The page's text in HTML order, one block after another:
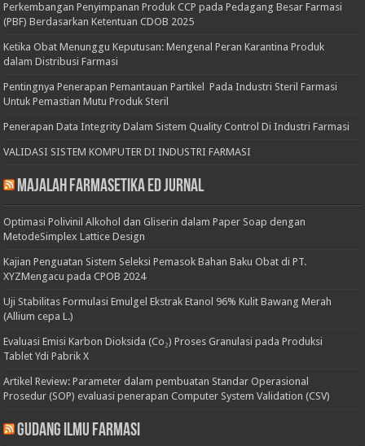
Perkembangan Penyimpanan Produk CCP pada Pedagang Besar Farmasi
(PBF) Berdasarkan Ketentuan CDOB 2025
Ketika Obat Menunggu Keputusan: Mengenal Peran Karantina Produk
dalam Distribusi Farmasi
Pentingnya Penerapan Pemantauan Partikel Pada Industri Steril Farmasi
Untuk Pemastian Mutu Produk Steril
Penerapan Data Integrity Dalam Sistem Quality Control Di Industri Farmasi
VALIDASI SISTEM KOMPUTER DI INDUSTRI FARMASI
Majalah Farmasetika Ed Jurnal
Optimasi Polivinil Alkohol dan Gliserin dalam Paper Soap dengan
MetodeSimplex Lattice Design
Kajian Penguatan Sistem Seleksi Pemasok Bahan Baku Obat di PT.
XYZMengacu pada CPOB 2024
Uji Stabilitas Formulasi Emulgel Ekstrak Etanol 96% Kulit Bawang Merah
(Allium cepa L.)
Evaluasi Emisi Karbon Dioksida (Co₂) Proses Granulasi pada Produksi
Tablet Ydi Pabrik X
Artikel Review: Parameter dalam pembuatan Standar Operasional
Prosedur (SOP) evaluasi penerapan Computer System Validation (CSV)
Gudang Ilmu Farmasi